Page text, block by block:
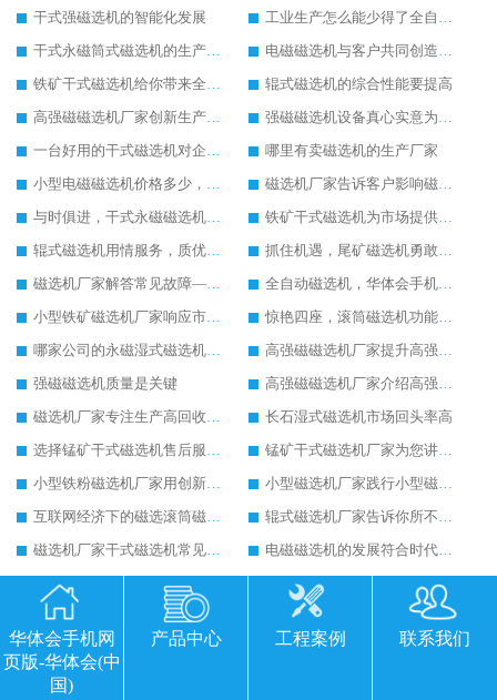
干式强磁选机的智能化发展
工业生产怎么能少得了全自动湿式磁选机
干式永磁筒式磁选机的生产独特之处是创新
电磁磁选机与客户共同创造新的辉煌
铁矿干式磁选机给你带来全面的发展
辊式磁选机的综合性能要提高
高强磁磁选机厂家创新生产高强磁磁选机
强磁磁选机设备真心实意为客户服务
一台好用的干式磁选机对企业生产有极大的影响
哪里有卖磁选机的生产厂家
小型电磁磁选机价格多少，哪些因素影响小型电磁磁选机厂家报价
磁选机厂家告诉客户影响磁选机价格的因素
与时俱进，干式永磁磁选机创造新的机遇
铁矿干式磁选机为市场提供更多发展机会
辊式磁选机用情服务，质优价廉
抓住机遇，尾矿磁选机勇敢发展
磁选机厂家解答常见故障——磁选机电机故障问题
全自动磁选机，华体会手机网页版-华体会(中国) 重工诚心给你推荐
小型铁矿磁选机厂家响应市场需求研制小型铁矿磁选机
惊艳四座，滚筒磁选机功能就是这么强大
哪家公司的永磁湿式磁选机质量好
高强磁磁选机厂家提升高强磁磁选机的使用寿命
强磁磁选机质量是关键
高强磁磁选机厂家介绍高强磁磁选机的功能、原理
磁选机厂家专注生产高回收率的磁选机设备
长石湿式磁选机市场回头率高
选择锰矿干式磁选机售后服务更加有保障
锰矿干式磁选机厂家为您讲解锰矿干式磁选机的特点和性能
小型铁粉磁选机厂家用创新改变小型铁粉磁选机命运
小型磁选机厂家践行小型磁选机低碳环保生产
互联网经济下的磁选滚筒磁选机发展更好
辊式磁选机厂家告诉你所不知道的辊式磁选机的秘密
磁选机厂家干式磁选机常见故障电机过热
电磁磁选机的发展符合时代进步要求
小型磁选机厂家的创新生产是日积月累的
强磁磁选机厂家已经将强磁磁选机设备遍布各行各业
磁选机厂家实现强磁辊式磁选机的低能耗和创新生产
干式磁选设备厂家为干式磁选设备发展注入新的血液
新思维带来湿式磁选机在市场中的新发展
华体会手机网
页版-华体会(中
国)
产品中心 工程案例 联系我们